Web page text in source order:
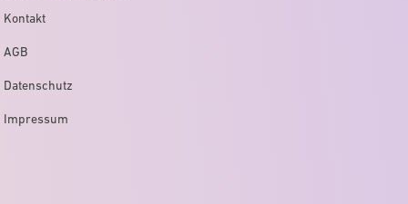
Kontakt
AGB
Datenschutz
Impressum